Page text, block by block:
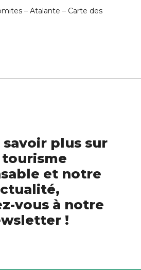
– Atalante – Carte des
savoir plus sur
tourisme
et notre
vous à notre
!